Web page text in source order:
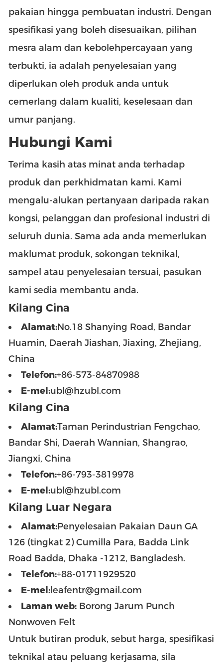
pakaian hingga pembuatan industri. Dengan
spesifikasi yang boleh disesuaikan, pilihan
mesra alam dan kebolehpercayaan yang
terbukti, ia adalah penyelesaian yang
diperlukan oleh produk anda untuk
cemerlang dalam kualiti, keselesaan dan
umur panjang.
Hubungi Kami
Terima kasih atas minat anda terhadap
produk dan perkhidmatan kami. Kami
mengalu-alukan pertanyaan daripada rakan
kongsi, pelanggan dan profesional industri di
seluruh dunia. Sama ada anda memerlukan
maklumat produk, sokongan teknikal,
sampel atau penyelesaian tersuai, pasukan
kami sedia membantu anda.
Kilang Cina
Alamat:No.18 Shanying Road, Bandar
Huamin, Daerah Jiashan, Jiaxing, Zhejiang,
China
Telefon:+86-573-84870988
E-mel:ubl@hzubl.com
Kilang Cina
Alamat:Taman Perindustrian Fengchao,
Bandar Shi, Daerah Wannian, Shangrao,
Jiangxi, China
Telefon:+86-793-3819978
E-mel:ubl@hzubl.com
Kilang Luar Negara
Alamat:Penyelesaian Pakaian Daun GA
126 (tingkat 2) Cumilla Para, Badda Link
Road Badda, Dhaka -1212, Bangladesh.
Telefon:+88-01711929520
E-mel:leafentr@gmail.com
Laman web: Borong Jarum Punch
Nonwoven Felt
Untuk butiran produk, sebut harga, spesifikasi
teknikal atau peluang kerjasama, sila